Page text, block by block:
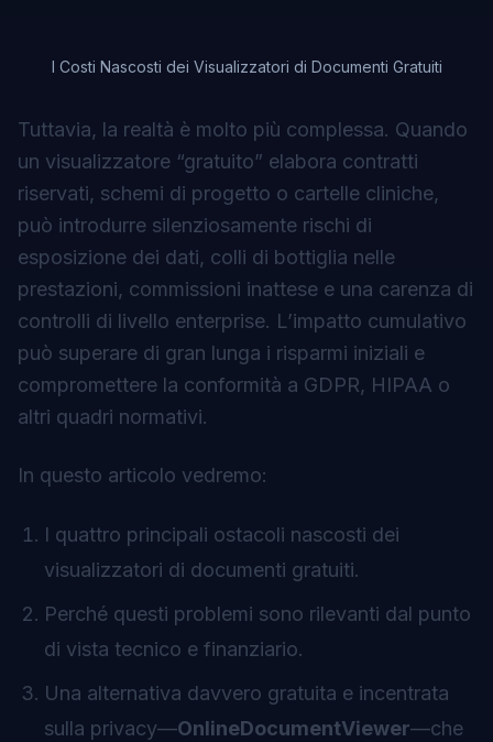
I Costi Nascosti dei Visualizzatori di Documenti Gratuiti
Tuttavia, la realtà è molto più complessa. Quando
un visualizzatore “gratuito” elabora contratti
riservati, schemi di progetto o cartelle cliniche,
può introdurre silenziosamente rischi di
esposizione dei dati, colli di bottiglia nelle
prestazioni, commissioni inattese e una carenza di
controlli di livello enterprise. L’impatto cumulativo
può superare di gran lunga i risparmi iniziali e
compromettere la conformità a GDPR, HIPAA o
altri quadri normativi.
In questo articolo vedremo:
I quattro principali ostacoli nascosti dei
visualizzatori di documenti gratuiti.
Perché questi problemi sono rilevanti dal punto
di vista tecnico e finanziario.
Una alternativa davvero gratuita e incentrata
sulla privacy—OnlineDocumentViewer—che